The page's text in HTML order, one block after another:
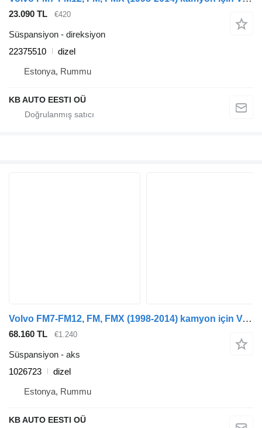
23.090 TL €420
Süspansiyon - direksiyon
22375510
dizel
Estonya, Rummu
KB AUTO EESTI OÜ
Volvo FM7-FM12, FM, FMX (1998-2014) kamyon için Volvo 1026723 aks
68.160 TL €1.240
Süspansiyon - aks
1026723
dizel
Estonya, Rummu
KB AUTO EESTI OÜ